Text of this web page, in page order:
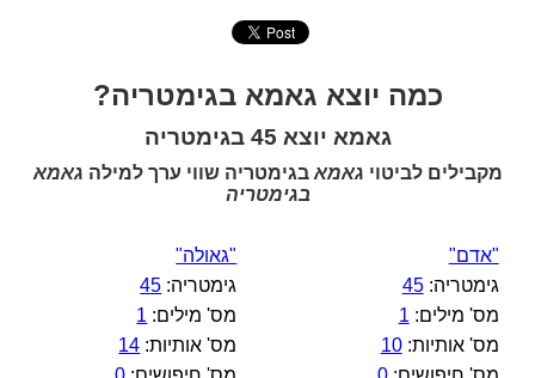
כמה יוצא גאמא בגימטריה?
גאמא יוצא 45 בגימטריה
מקבילים לביטוי גאמא בגימטריה שווי ערך למילה גאמא
בגימטריה
"אדם"
גימטריה:45
מס' מילים: 1
מס' אותיות:10
"גאולה"
גימטריה: 45
מס' מילים: 1
מס' אותיות: 14